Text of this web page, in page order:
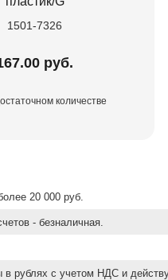
1501-7326
руб.
количестве
20 000 руб.
- безналичная.
рублях с учетом НДС и